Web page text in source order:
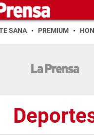
SANA PREMIUM